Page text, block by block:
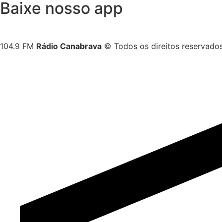
Baixe nosso app
104.9 FM Rádio Canabrava © Todos os direitos